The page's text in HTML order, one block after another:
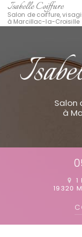
contenu
principal
Isabelle Coiffure
Salon de coiffure,
à Marcillac-la-Croisille
Salon
à
1
19320